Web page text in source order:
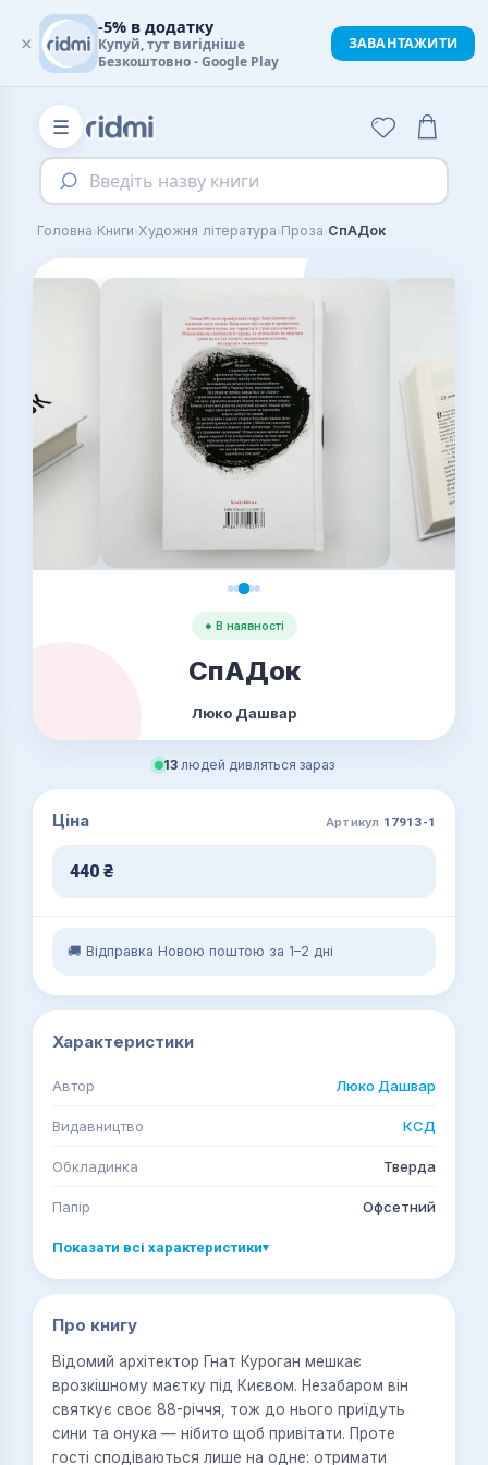
☰
Введіть назву книги
Головна›Книги›Художня література›Проза›СпАДок
● В наявності
СпАДок
Люко Дашвар
13людей дивляться зараз
Ціна Артикул 17913-1
440 ₴
🚚 Відправка Новою поштою за 1–2 дні
Характеристики
Автор Люко Дашвар
Видавництво КСД
Обкладинка Тверда
Папір Офсетний
Показати всі характеристики▾
Про книгу
Відомий архітектор Гнат Куроган мешкає
врозкішному маєтку під Києвом. Незабаром він
святкує своє 88-річчя, тож до нього приїдуть
сини та онука — нібито щоб привітати. Проте
гості сподіваються лише на одне: отримати
×
-5% в додатку
Купуй, тут вигідніше
Безкоштовно - Google Play
ЗАВАНТАЖИТИ